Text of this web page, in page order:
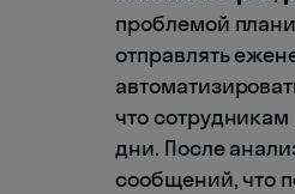
проблемой
отправлять
что
дни. После
сообщений, что